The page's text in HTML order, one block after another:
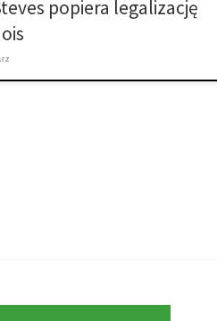
popiera legalizację